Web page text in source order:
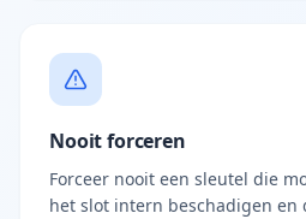
Nooit forceren
Forceer nooit een sleutel die
het slot intern beschadigen en